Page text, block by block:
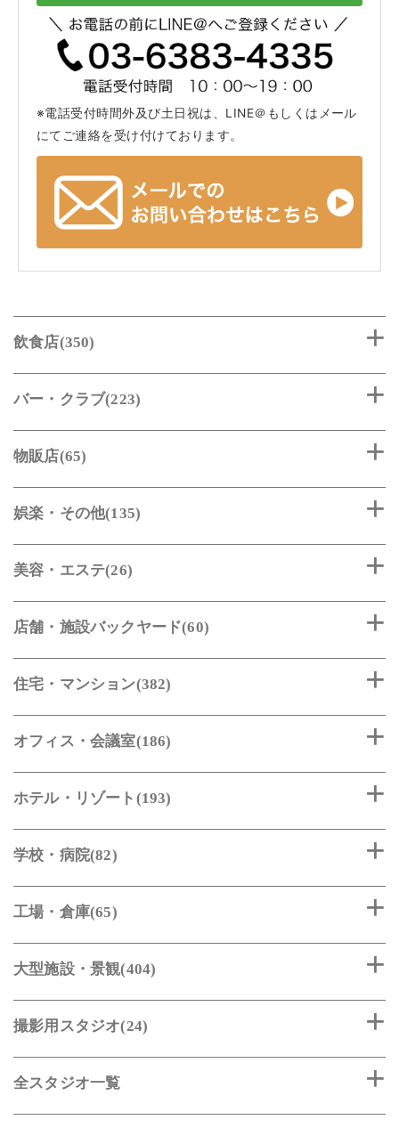
※電話受付時間外及び土日祝は、LINE＠もしくはメール
にてご連絡を受け付けております。
飲食店(350)
バー・クラブ(223)
物販店(65)
娯楽・その他(135)
美容・エステ(26)
店舗・施設バックヤード(60)
住宅・マンション(382)
オフィス・会議室(186)
ホテル・リゾート(193)
学校・病院(82)
工場・倉庫(65)
大型施設・景観(404)
撮影用スタジオ(24)
全スタジオ一覧